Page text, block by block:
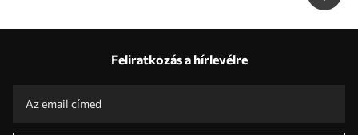
Feliratkozás a hírlevélre